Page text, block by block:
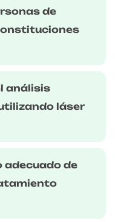
de
análisis
láser
adecuado de